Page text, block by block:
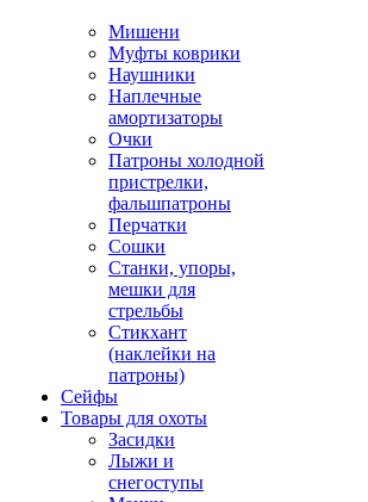
Мишени
Муфты коврики
Наушники
Наплечные
амортизаторы
Очки
Патроны холодной
пристрелки,
фальшпатроны
Перчатки
Сошки
Станки, упоры,
мешки для
стрельбы
Стикхант
(наклейки на
патроны)
Сейфы
Товары для охоты
Засидки
Лыжи и
снегоступы